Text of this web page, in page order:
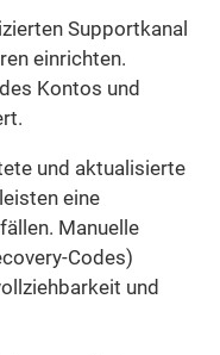
Supportkanal
einrichten.
Kontos und
und aktualisierte
eine
Manuelle
Codes)
und